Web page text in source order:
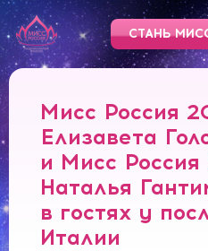
СТАНЬ
Мисс Россия
Елизавета
и Мисс Россия
Наталья
в гостях у
Италии